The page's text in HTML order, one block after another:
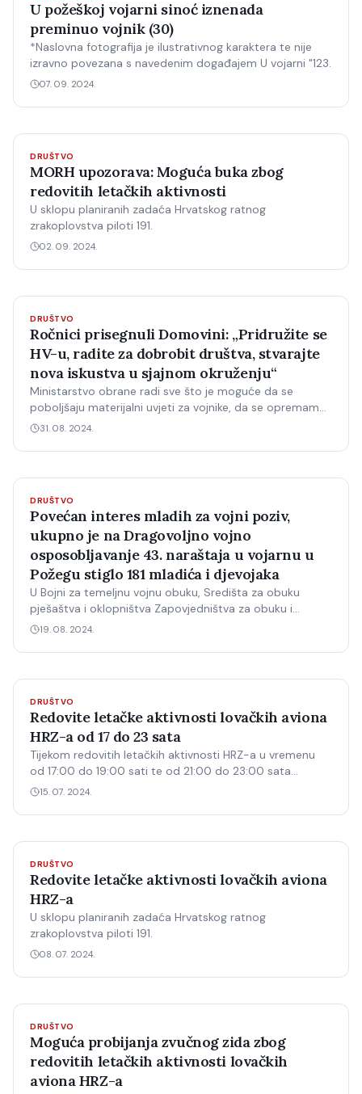
U požeškoj vojarni sinoć iznenada
preminuo vojnik (30)
*Naslovna fotografija je ilustrativnog karaktera te nije
izravno povezana s navedenim događajem U vojarni "123.
07. 09. 2024.
DRUŠTVO
MORH upozorava: Moguća buka zbog
redovitih letačkih aktivnosti
U sklopu planiranih zadaća Hrvatskog ratnog
zrakoplovstva piloti 191.
02. 09. 2024.
DRUŠTVO
Ročnici prisegnuli Domovini: „Pridružite se
HV-u, radite za dobrobit društva, stvarajte
nova iskustva u sjajnom okruženju“
Ministarstvo obrane radi sve što je moguće da se
poboljšaju materijalni uvjeti za vojnike, da se opremamo,
da budemo moderna, osposobljena i dobra vojska,
31. 08. 2024.
DRUŠTVO
Povećan interes mladih za vojni poziv,
ukupno je na Dragovoljno vojno
osposobljavanje 43. naraštaja u vojarnu u
Požegu stiglo 181 mladića i djevojaka
U Bojni za temeljnu vojnu obuku, Središta za obuku
pješaštva i oklopništva Zapovjedništva za obuku i
doktrinu HKoV u Požegi s obukom Dragovoljnog vojnog
ročnika, odnosno 43.
19. 08. 2024.
DRUŠTVO
Redovite letačke aktivnosti lovačkih aviona
HRZ-a od 17 do 23 sata
Tijekom redovitih letačkih aktivnosti HRZ-a u vremenu
od 17:00 do 19:00 sati te od 21:00 do 23:00 sata
očekuje se pojačana buka U sklopu planiranih zadaća
15. 07. 2024.
DRUŠTVO
Redovite letačke aktivnosti lovačkih aviona
HRZ-a
U sklopu planiranih zadaća Hrvatskog ratnog
zrakoplovstva piloti 191.
08. 07. 2024.
DRUŠTVO
Moguća probijanja zvučnog zida zbog
redovitih letačkih aktivnosti lovačkih
aviona HRZ-a